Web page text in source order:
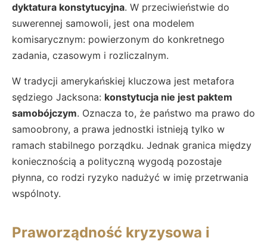
dyktatura konstytucyjna. W przeciwieństwie do
suwerennej samowoli, jest ona modelem
komisarycznym: powierzonym do konkretnego
zadania, czasowym i rozliczalnym.
W tradycji amerykańskiej kluczowa jest metafora
sędziego Jacksona: konstytucja nie jest paktem
samobójczym. Oznacza to, że państwo ma prawo do
samoobrony, a prawa jednostki istnieją tylko w
ramach stabilnego porządku. Jednak granica między
koniecznością a polityczną wygodą pozostaje
płynna, co rodzi ryzyko nadużyć w imię przetrwania
wspólnoty.
Praworządność kryzysowa i